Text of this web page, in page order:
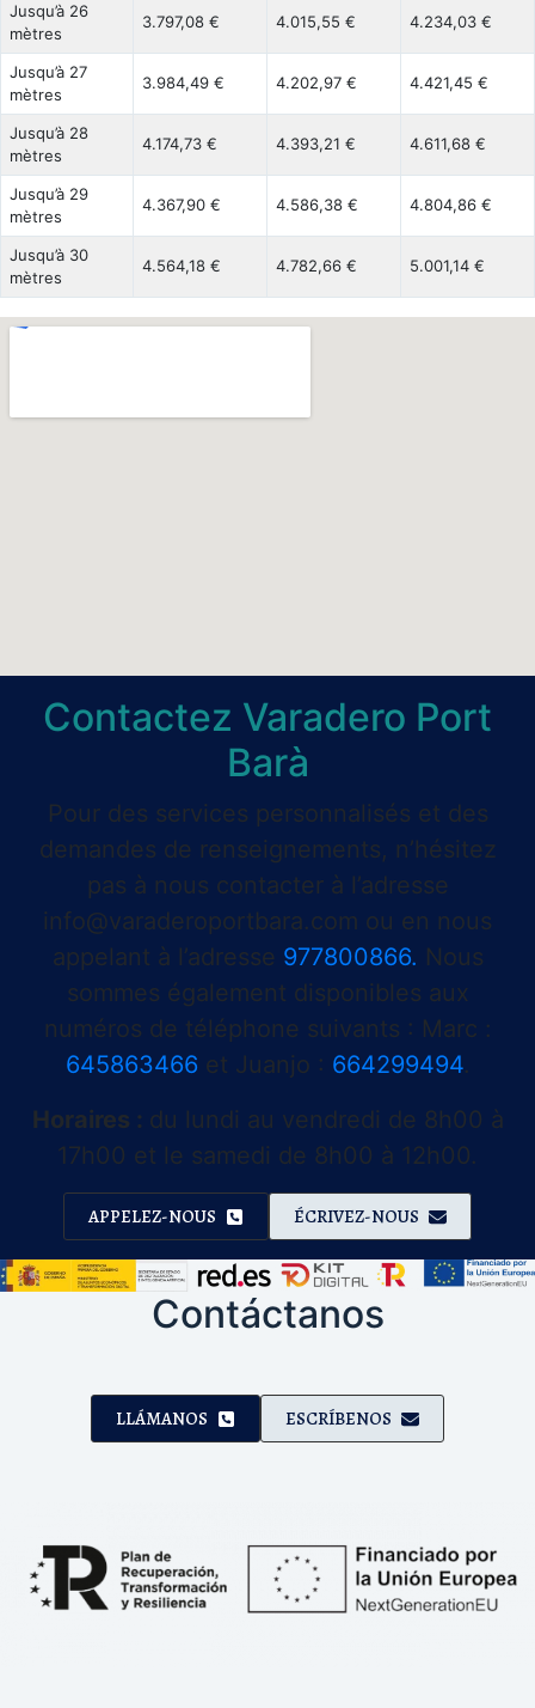
Jusqu’à 26
mètres
3.797,08 € 4.015,55 € 4.234,03 €
Jusqu’à 27
mètres
3.984,49 € 4.202,97 € 4.421,45 €
Jusqu’à 28
mètres
4.174,73 € 4.393,21 € 4.611,68 €
Jusqu’à 29
mètres
4.367,90 € 4.586,38 € 4.804,86 €
Jusqu’à 30
mètres
4.564,18 € 4.782,66 € 5.001,14 €
Contactez Varadero Port
Barà
Pour des services personnalisés et des
demandes de renseignements, n’hésitez
pas à nous contacter à l’adresse
info@varaderoportbara.com ou en nous
appelant à l’adresse 977800866. Nous
sommes également disponibles aux
numéros de téléphone suivants : Marc :
645863466 et Juanjo : 664299494.
Horaires : du lundi au vendredi de 8h00 à
17h00 et le samedi de 8h00 à 12h00.
APPELEZ-NOUS ÉCRIVEZ-NOUS
Contáctanos
LLÁMANOS ESCRÍBENOS